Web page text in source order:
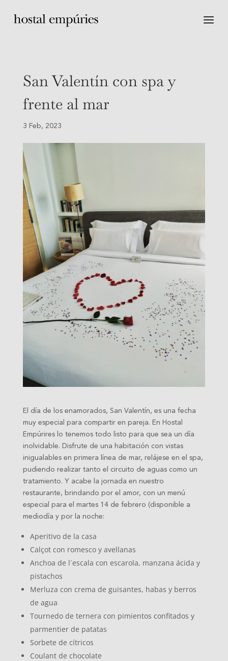
San Valentín con spa y
frente al mar
3 Feb, 2023
El día de los enamorados, San Valentín, es una fecha
muy especial para compartir en pareja. En Hostal
Empúrires lo tenemos todo listo para que sea un día
inolvidable. Disfrute de una habitación con vistas
inigualables en primera línea de mar, relájese en el spa,
pudiendo realizar tanto el circuito de aguas como un
tratamiento. Y acabe la jornada en nuestro
restaurante, brindando por el amor, con un menú
especial para el martes 14 de febrero (disponible a
mediodía y por la noche:
Aperitivo de la casa
Calçot con romesco y avellanas
Anchoa de l´escala con escarola, manzana ácida y
pistachos
Merluza con crema de guisantes, habas y berros
de agua
Tournedo de ternera con pimientos confitados y
parmentier de patatas
Sorbete de cítricos
Coulant de chocolate